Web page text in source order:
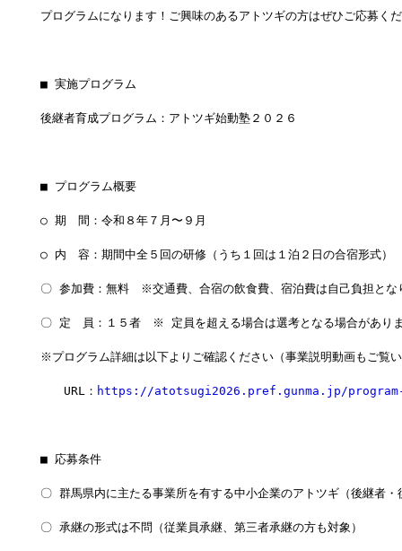
プログラムになります！ご興味のあるアトツギの方はぜひご応募く
■ 実施プログラム
後継者育成プログラム：アトツギ始動塾２０２６
■ プログラム概要
○ 期　間：令和８年７月〜９月
○ 内　容：期間中全５回の研修（うち１回は１泊２日の合宿形式）
〇 参加費：無料　※交通費、合宿の飲食費、宿泊費は自己負担とな
〇 定　員：１５者　※ 定員を超える場合は選考となる場合があり
※プログラム詳細は以下よりご確認ください（事業説明動画もご覧
URL： https://atotsugi2026.pref.gunma.jp/
■ 応募条件
〇 群馬県内に主たる事業所を有する中小企業のアトツギ（後継者・
〇 承継の形式は不問（従業員承継、第三者承継の方も対象）